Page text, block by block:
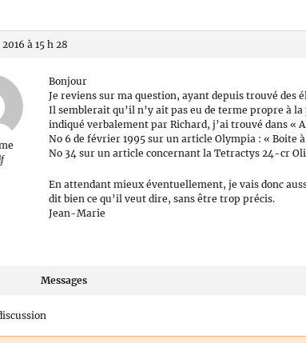
à 15 h 28
Bonjour
Je reviens sur ma question, ayant depuis trouvé des
Il semblerait qu’il n’y ait pas eu de terme propre à
indiqué verbalement par Richard, j’ai trouvé dans «
No 6 de février 1995 sur un article Olympia : « Boite
No 34 sur un article concernant la Tetractys 24-cr
En attendant mieux éventuellement, je vais donc
dit bien ce qu’il veut dire, sans être trop précis.
Jean-Marie
Messages